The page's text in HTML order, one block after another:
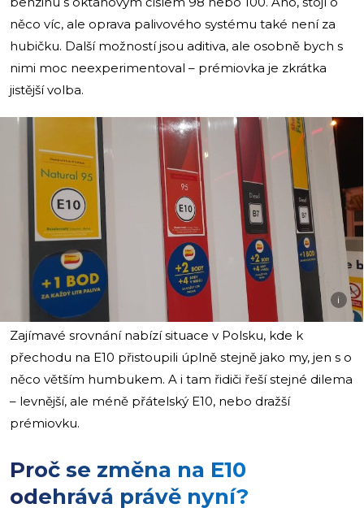
něco víc, ale oprava palivového systému také není za
hubičku. Další možností jsou aditiva, ale osobně bych s
nimi moc neexperimentoval – prémiovka je zkrátka
jistější volba.
i
Zajímavé srovnání nabízí situace v Polsku, kde k
přechodu na E10 přistoupili úplně stejně jako my, jen s o
něco větším humbukem. A i tam řidiči řeší stejné dilema
– levnější, ale méně přátelský E10, nebo dražší
prémiovku.
Proč se změna na E10
odehrává právě nyní?